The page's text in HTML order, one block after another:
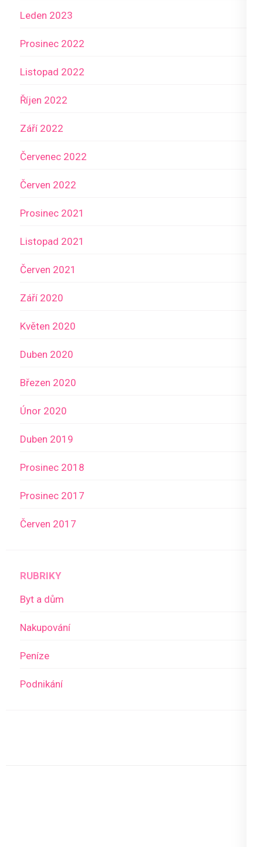
Leden 2023
Prosinec 2022
Listopad 2022
Říjen 2022
Září 2022
Červenec 2022
Červen 2022
Prosinec 2021
Listopad 2021
Červen 2021
Září 2020
Květen 2020
Duben 2020
Březen 2020
Únor 2020
Duben 2019
Prosinec 2018
Prosinec 2017
Červen 2017
RUBRIKY
Byt a dům
Nakupování
Peníze
Podnikání